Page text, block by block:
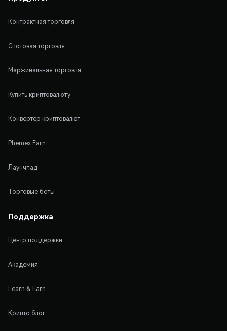
Контрактная торговля
Спотовая торговля
Маржинальная торговля
Купить криптовалюту
Конвертер криптовалют
Phemex Earn
Лаунчпад
Торговые боты
Поддержка
Центр поддержки
Академия
Learn & Earn
Крипто блог